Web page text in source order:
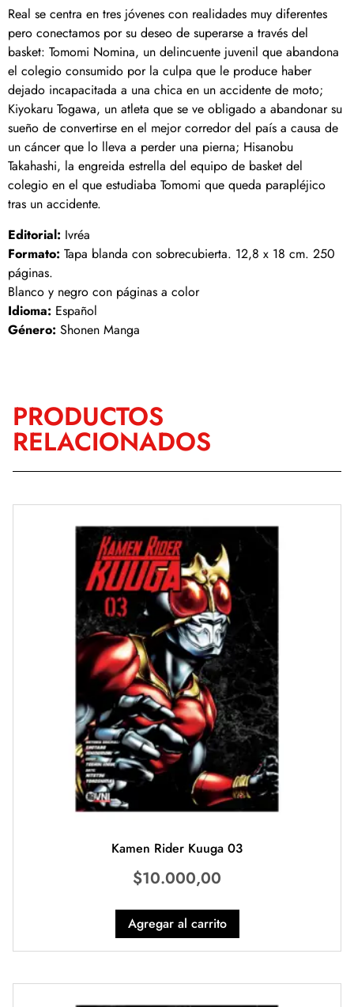
Real se centra en tres jóvenes con realidades muy diferentes
pero conectamos por su deseo de superarse a través del
basket: Tomomi Nomina, un delincuente juvenil que abandona
el colegio consumido por la culpa que le produce haber
dejado incapacitada a una chica en un accidente de moto;
Kiyokaru Togawa, un atleta que se ve obligado a abandonar su
sueño de convertirse en el mejor corredor del país a causa de
un cáncer que lo lleva a perder una pierna; Hisanobu
Takahashi, la engreida estrella del equipo de basket del
colegio en el que estudiaba Tomomi que queda parapléjico
tras un accidente.
Editorial: Ivréa
Formato: Tapa blanda con sobrecubierta. 12,8 x 18 cm. 250
páginas.
Blanco y negro con páginas a color
Idioma: Español
Género: Shonen Manga
PRODUCTOS
RELACIONADOS
Kamen Rider Kuuga 03
$10.000,00
Agregar al carrito